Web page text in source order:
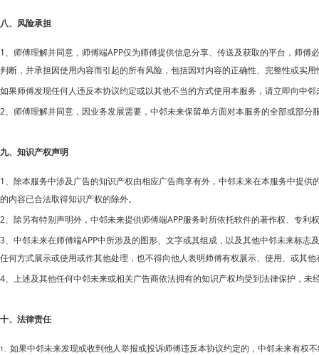
八、风险承担
1、师傅理解并同意，师傅端APP仅为师傅提供信息分享、传送及获取的平台，师
判断，并承担因使用内容而引起的所有风险，包括因对内容的正确性、完整性或实
如果师傅发现任何人违反本协议约定或以其他不当的方式使用本服务，请立即向中
2、师傅理解并同意，因业务发展需要， 中邻未来保留单方面对本服务的全部或部分
九、知识产权声明
1、除本服务中涉及广告的知识产权由相应广告商享有外， 中邻未来在本服务中提供
的内容已合法取得知识产权的除外。
2、除另有特别声明外， 中邻未来提供师傅端APP服务时所依托软件的著作权、专利
3、
中邻未来在师傅端APP中所涉及的图形、文字或其组成，以及其他中邻未来标志
任何方式展示或使用或作其他处理，也不得向他人表明师傅有权展示、使用、或其
4、上述及其他任何中邻未来或相关广告商依法拥有的知识产权均受到法律保护，
十、法律责任
1、 如果中邻未来发现或收到他人举报或投诉师傅违反本协议约定的，中邻未来有权